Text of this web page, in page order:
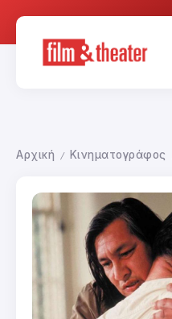
Αρχική / Κινηματογράφος